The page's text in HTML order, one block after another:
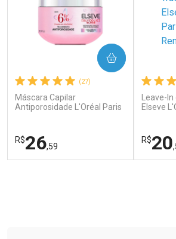
Ver Desconto Convênio Ver
(27)
Máscara Capilar
Antiporosidade L'Oréal Paris
R$26,59
COMPRAR
Leave-
Elseve
R$20